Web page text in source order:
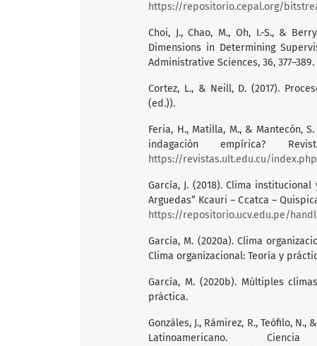
https://repositorio.cepal.org/
Choi, J., Chao, M., Oh, I.-S., &
Dimensions in Determining
Administrative Sciences, 36, 377–389.
Cortez, L., & Neill, D. (2017).
(ed.)).
Feria, H., Matilla, M., & Mantecón,
indagación empírica?
https://revistas.ult.edu.cu/
García, J. (2018). Clima
Arguedas” Kcauri – Ccatca –
https://repositorio.ucv.edu.pe/
García, M. (2020a). Clima
Clima organizacional: Teoría y
García, M. (2020b). Múltiples
práctica.
Gonzáles, J., Rámirez, R., Teófilo,
Latinoamericano.